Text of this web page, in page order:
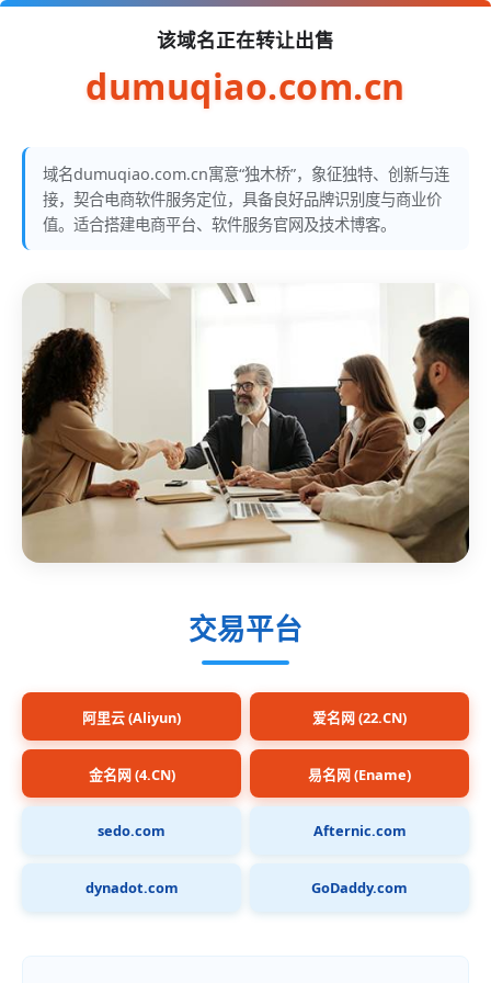
该域名正在转让出售
dumuqiao.com.cn
域名dumuqiao.com.cn寓意“独木桥”，象征独特、创新与连
接，契合电商软件服务定位，具备良好品牌识别度与商业价
值。适合搭建电商平台、软件服务官网及技术博客。
交易平台
阿里云 (Aliyun) 爱名网 (22.CN)
金名网 (4.CN) 易名网 (Ename)
sedo.com Afternic.com
dynadot.com GoDaddy.com